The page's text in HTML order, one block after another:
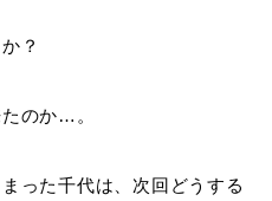
？
のか…。
った千代は、次回どうする